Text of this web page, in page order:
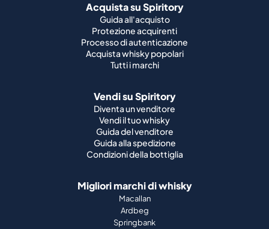
Acquista su Spiritory
Guida all'acquisto
Protezione acquirenti
Processo di autenticazione
Acquista whisky popolari
Tutti i marchi
Vendi su Spiritory
Diventa un venditore
Vendi il tuo whisky
Guida del venditore
Guida alla spedizione
Condizioni della bottiglia
Migliori marchi di whisky
Macallan
Ardbeg
Springbank